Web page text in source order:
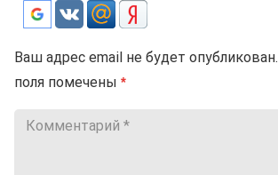
Ваш адрес email не будет опубликован.
поля помечены *